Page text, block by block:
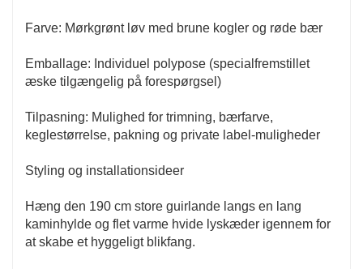
Farve: Mørkgrønt løv med brune kogler og røde bær
Emballage: Individuel polypose (specialfremstillet
æske tilgængelig på forespørgsel)
Tilpasning: Mulighed for trimning, bærfarve,
keglestørrelse, pakning og private label-muligheder
Styling og installationsideer
Hæng den 190 cm store guirlande langs en lang
kaminhylde og flet varme hvide lyskæder igennem for
at skabe et hyggeligt blikfang.